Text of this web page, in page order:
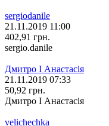
sergiodanile
21.11.2019 11:00
402,91 грн.
sergio.danile
Дмитро І Анастасія
21.11.2019 07:33
50,92 грн.
Дмитро І Анастасія
velichechka